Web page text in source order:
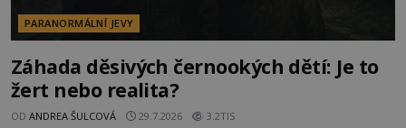
PARANORMÁLNÍ JEVY
Záhada děsivých černookých dětí: Je to
žert nebo realita?
OD ANDREA ŠULCOVÁ 29.7.2026 3.2TIS